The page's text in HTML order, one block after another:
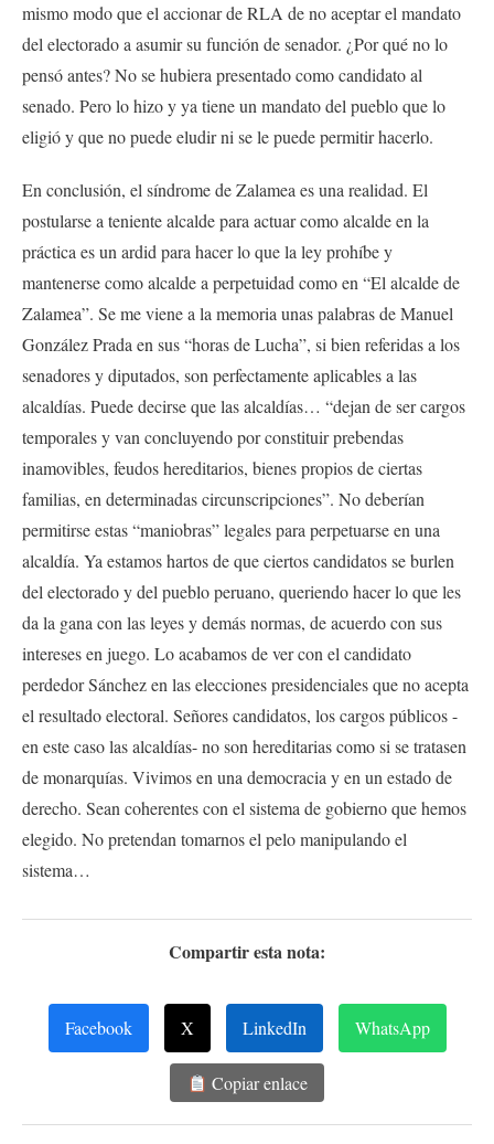
mismo modo que el accionar de RLA de no aceptar el mandato
del electorado a asumir su función de senador. ¿Por qué no lo
pensó antes? No se hubiera presentado como candidato al
senado. Pero lo hizo y ya tiene un mandato del pueblo que lo
eligió y que no puede eludir ni se le puede permitir hacerlo.
En conclusión, el síndrome de Zalamea es una realidad. El
postularse a teniente alcalde para actuar como alcalde en la
práctica es un ardid para hacer lo que la ley prohíbe y
mantenerse como alcalde a perpetuidad como en “El alcalde de
Zalamea”. Se me viene a la memoria unas palabras de Manuel
González Prada en sus “horas de Lucha”, si bien referidas a los
senadores y diputados, son perfectamente aplicables a las
alcaldías. Puede decirse que las alcaldías… “dejan de ser cargos
temporales y van concluyendo por constituir prebendas
inamovibles, feudos hereditarios, bienes propios de ciertas
familias, en determinadas circunscripciones”. No deberían
permitirse estas “maniobras” legales para perpetuarse en una
alcaldía. Ya estamos hartos de que ciertos candidatos se burlen
del electorado y del pueblo peruano, queriendo hacer lo que les
da la gana con las leyes y demás normas, de acuerdo con sus
intereses en juego. Lo acabamos de ver con el candidato
perdedor Sánchez en las elecciones presidenciales que no acepta
el resultado electoral. Señores candidatos, los cargos públicos -
en este caso las alcaldías- no son hereditarias como si se tratasen
de monarquías. Vivimos en una democracia y en un estado de
derecho. Sean coherentes con el sistema de gobierno que hemos
elegido. No pretendan tomarnos el pelo manipulando el
sistema…
Compartir esta nota:
Facebook X LinkedIn WhatsApp
Copiar enlace